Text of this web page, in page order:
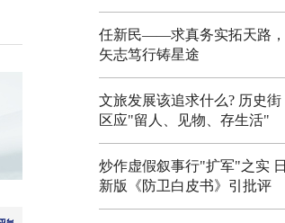
任新民——求真务实拓天路，
矢志笃行铸星途
文旅发展该追求什么? 历史街
区应"留人、见物、存生活"
炒作虚假叙事行"扩军"之实 日
新版《防卫白皮书》引批评